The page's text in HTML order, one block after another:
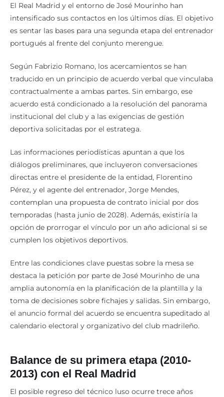
El Real Madrid y el entorno de José Mourinho han
intensificado sus contactos en los últimos días. El objetivo
es sentar las bases para una segunda etapa del entrenador
portugués al frente del conjunto merengue.
Según Fabrizio Romano, los acercamientos se han
traducido en un principio de acuerdo verbal que vinculaba
contractualmente a ambas partes. Sin embargo, ese
acuerdo está condicionado a la resolución del panorama
institucional del club y a las exigencias de gestión
deportiva solicitadas por el estratega.
Las informaciones periodísticas apuntan a que los
diálogos preliminares, que incluyeron conversaciones
directas entre el presidente de la entidad, Florentino
Pérez, y el agente del entrenador, Jorge Mendes,
contemplan una propuesta de contrato inicial por dos
temporadas (hasta junio de 2028). Además, existiría la
opción de prorrogar el vínculo por un año adicional si se
cumplen los objetivos deportivos.
Entre las condiciones clave puestas sobre la mesa se
destaca la petición por parte de José Mourinho de una
amplia autonomía en la planificación de la plantilla y la
toma de decisiones sobre fichajes y salidas. Sin embargo,
el anuncio formal del acuerdo se encuentra supeditado al
calendario electoral y organizativo del club madrileño.
Balance de su primera etapa (2010-
2013) con el Real Madrid
El posible regreso del técnico luso ocurre trece años